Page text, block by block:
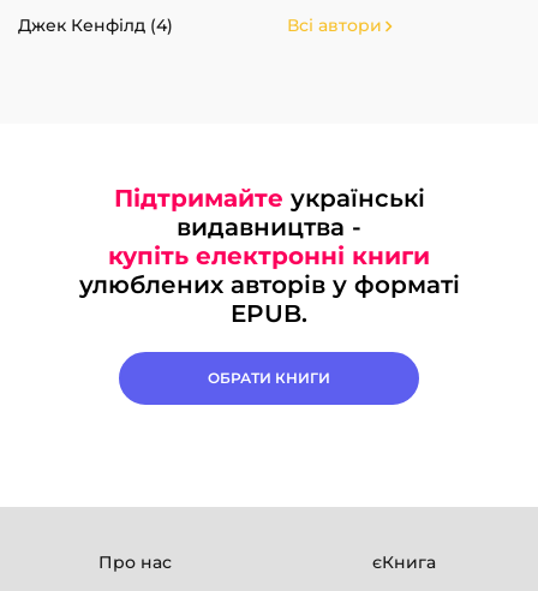
Джек Кенфілд (4)
Всі автори
Підтримайте українські
видавництва -
купіть електронні книги
улюблених авторів у форматі
EPUB.
ОБРАТИ КНИГИ
Про нас єКнига